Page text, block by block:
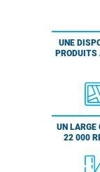
UNE
UN LARGE
22 000